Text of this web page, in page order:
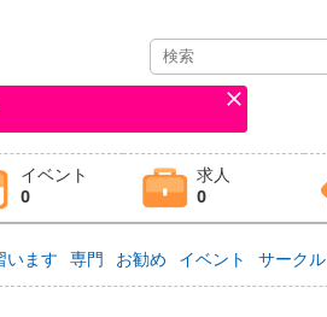
イベント
0
求人
0
います 専門 お勧め イベント サークル